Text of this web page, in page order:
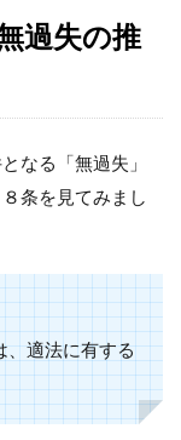
過失の推
なる「無過失」
条を見てみまし
、適法に有する